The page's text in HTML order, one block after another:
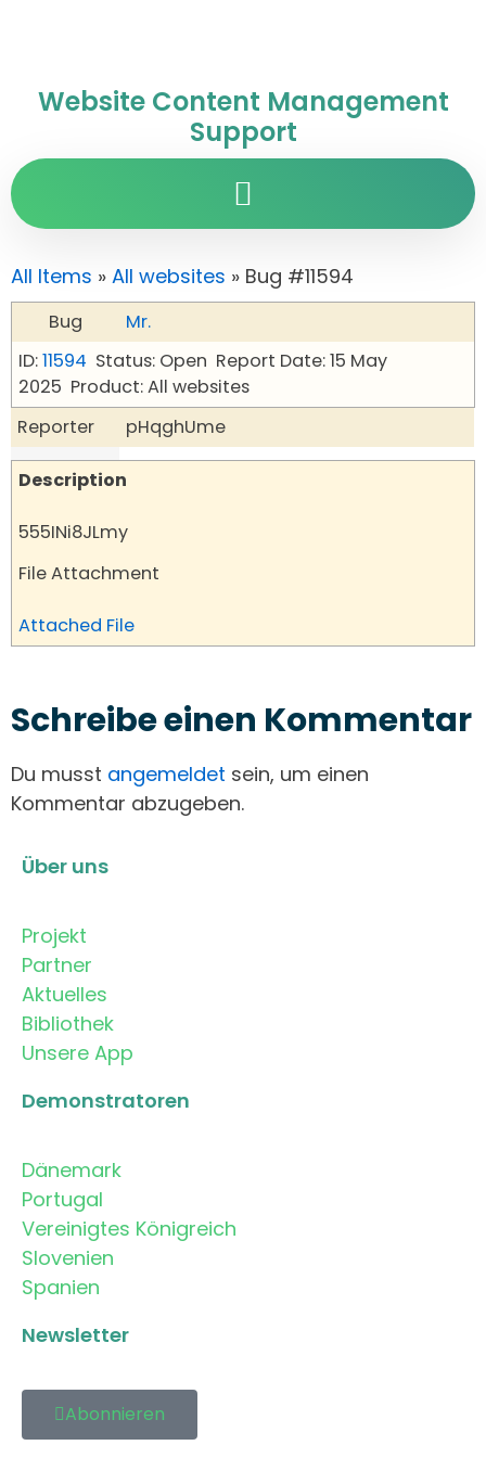
Website Content Management
Support
All Items » All websites » Bug #11594
Bug
Mr.
ID:11594 Status: Open Report Date: 15 May
2025 Product: All websites
Reporter
pHqghUme
Description
555INi8JLmy
File Attachment
Attached File
Schreibe einen Kommentar
Du musst angemeldet sein, um einen
Kommentar abzugeben.
Über uns
Projekt
Partner
Aktuelles
Bibliothek
Unsere App
Demonstratoren
Dänemark
Portugal
Vereinigtes Königreich
Slovenien
Spanien
Newsletter
Abonnieren